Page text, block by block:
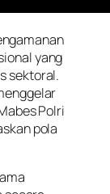
yang
sektoral.
Polri
pola